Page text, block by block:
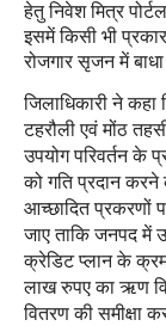
हेतु निवेश मित्र
इसमें किसी भी
रोजगार सृजन में बाधा
जिलाधिकारी ने कहा
टहरौली एवं मोंठ
उपयोग परिवर्तन के
को गति प्रदान करने
आच्छादित प्रकरणों
जाए ताकि जनपद में
क्रेडिट प्लान के क्रम
लाख रुपए का ऋण
वितरण की समीक्षा